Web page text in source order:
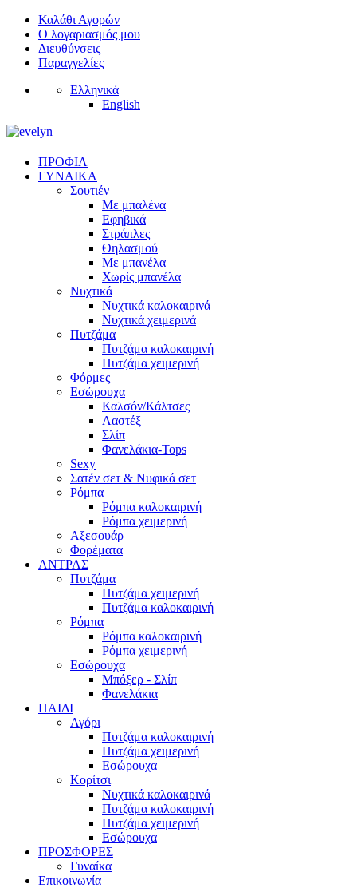
Καλάθι Αγορών
Ο λογαριασμός μου
Διευθύνσεις
Παραγγελίες
Ελληνικά
English
ΠΡΟΦΙΛ
ΓΥΝΑΙΚΑ
Σουτιέν
Με μπαλένα
Εφηβικά
Στράπλες
Θηλασμού
Με μπανέλα
Χωρίς μπανέλα
Νυχτικά
Νυχτικά καλοκαιρινά
Νυχτικά χειμερινά
Πυτζάμα
Πυτζάμα καλοκαιρινή
Πυτζάμα χειμερινή
Φόρμες
Εσώρουχα
Καλσόν/Κάλτσες
Λαστέξ
Σλίπ
Φανελάκια-Tops
Sexy
Σατέν σετ & Νυφικά σετ
Ρόμπα
Ρόμπα καλοκαιρινή
Ρόμπα χειμερινή
Αξεσουάρ
Φορέματα
ΑΝΤΡΑΣ
Πυτζάμα
Πυτζάμα χειμερινή
Πυτζάμα καλοκαιρινή
Ρόμπα
Ρόμπα καλοκαιρινή
Ρόμπα χειμερινή
Εσώρουχα
Μπόξερ - Σλίπ
Φανελάκια
ΠΑΙΔΙ
Αγόρι
Πυτζάμα καλοκαιρινή
Πυτζάμα χειμερινή
Εσώρουχα
Κορίτσι
Νυχτικά καλοκαιρινά
Πυτζάμα καλοκαιρινή
Πυτζάμα χειμερινή
Εσώρουχα
ΠΡΟΣΦΟΡΕΣ
Γυναίκα
Επικοινωνία